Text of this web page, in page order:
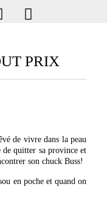
PRIX
de vivre dans la peau
quitter sa province et
son chuck Buss!
en poche et quand on